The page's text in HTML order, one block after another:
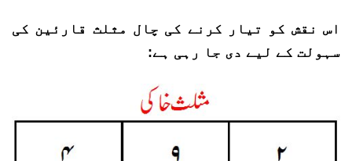
اس نقش کو تیار کرنے کی چال مثلث قارئین کی
سہولت کے لیے دی جا رہی ہے: